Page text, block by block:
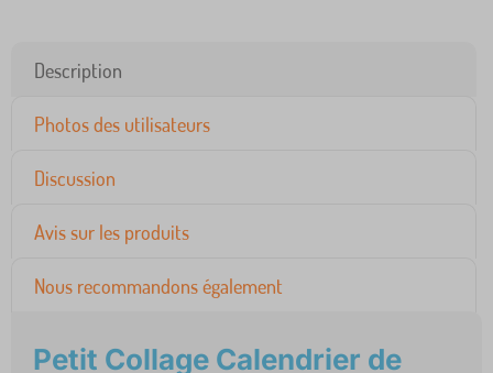
Description
Photos des utilisateurs
Discussion
Avis sur les produits
Nous recommandons également
Petit Collage Calendrier de